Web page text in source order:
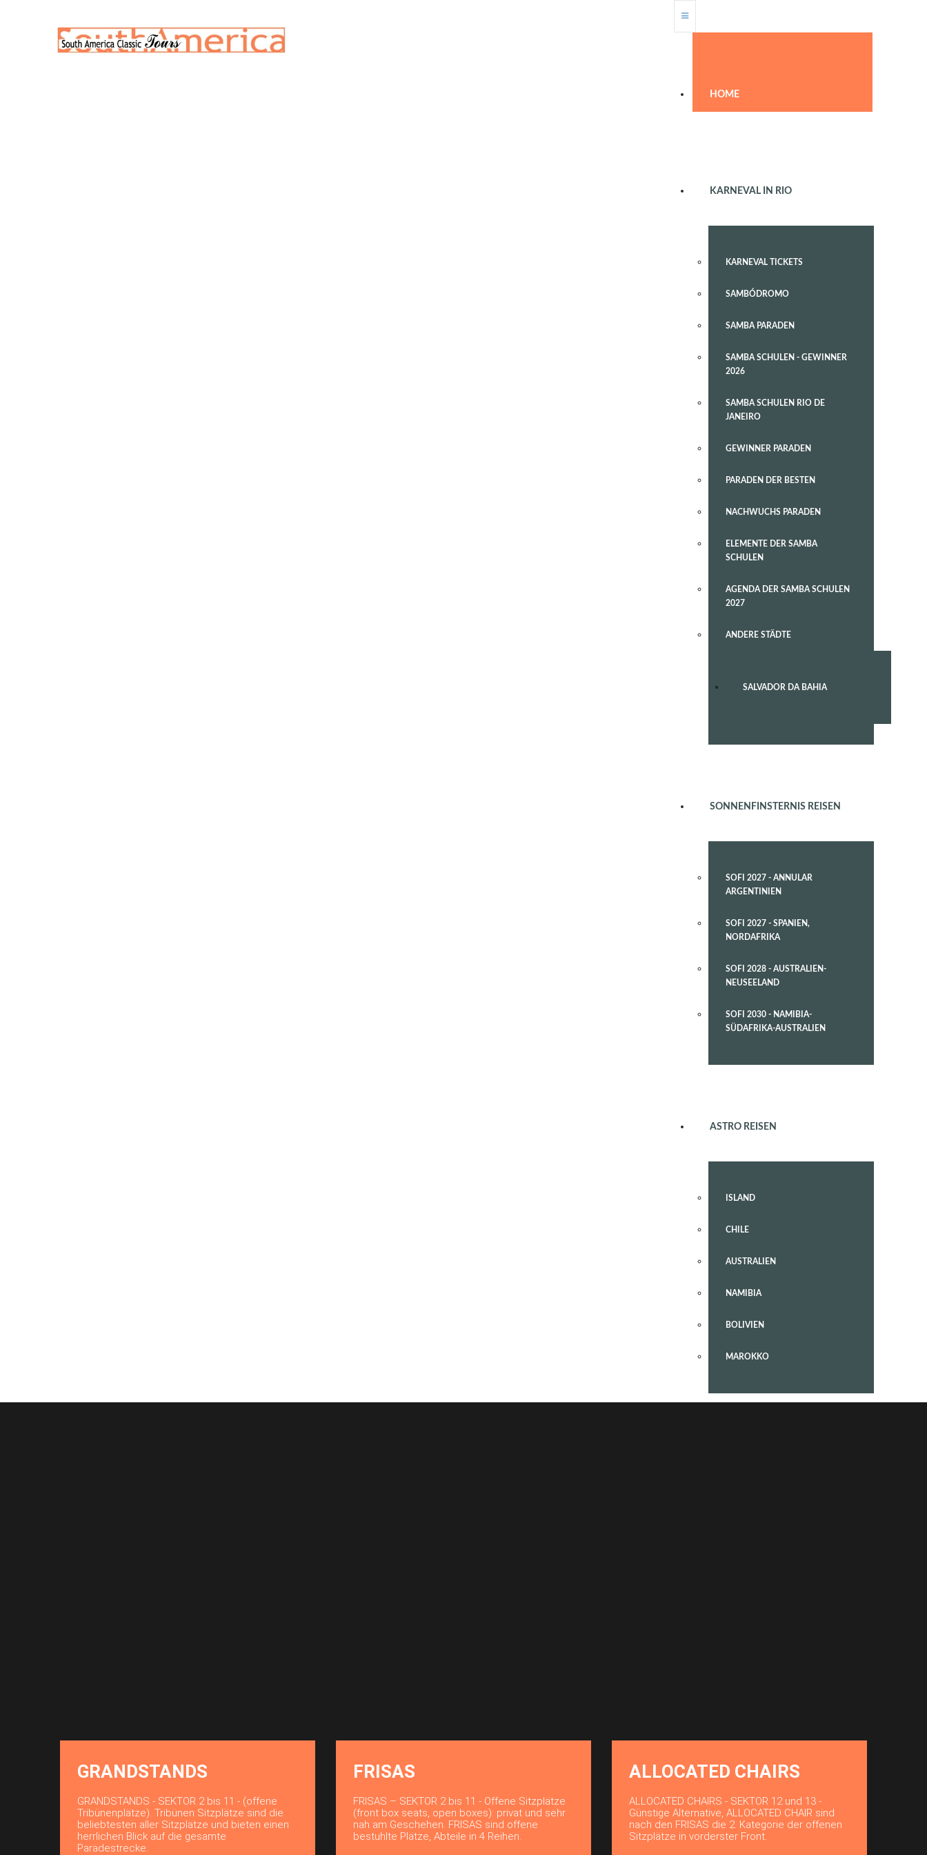
HOME
KARNEVAL IN RIO
KARNEVAL TICKETS
SAMBÓDROMO
SAMBA PARADEN
SAMBA SCHULEN - GEWINNER
2026
SAMBA SCHULEN RIO DE
JANEIRO
GEWINNER PARADEN
PARADEN DER BESTEN
NACHWUCHS PARADEN
ELEMENTE DER SAMBA
SCHULEN
AGENDA DER SAMBA SCHULEN
2027
ANDERE STÄDTE
SALVADOR DA BAHIA
SONNENFINSTERNIS REISEN
SOFI 2027 - ANNULAR
ARGENTINIEN
SOFI 2027 - SPANIEN,
NORDAFRIKA
SOFI 2028 - AUSTRALIEN-
NEUSEELAND
SOFI 2030 - NAMIBIA-
SÜDAFRIKA-AUSTRALIEN
ASTRO REISEN
ISLAND
CHILE
AUSTRALIEN
NAMIBIA
BOLIVIEN
MAROKKO
GRANDSTANDS
GRANDSTANDS - SEKTOR 2 bis 11 - (offene
Tribünenplätze). Tribünen Sitzplätze sind die
beliebtesten aller Sitzplätze und bieten einen
herrlichen Blick auf die gesamte
Paradestrecke.
FRISAS
FRISAS – SEKTOR 2 bis 11 - Offene Sitzplätze
(front box seats, open boxes): privat und sehr
nah am Geschehen. FRISAS sind offene
bestuhlte Plätze, Abteile in 4 Reihen.
ALLOCATED CHAIRS
ALLOCATED CHAIRS - SEKTOR 12 und 13 -
Günstige Alternative, ALLOCATED CHAIR sind
nach den FRISAS die 2. Kategorie der offenen
Sitzplätze in vorderster Front.